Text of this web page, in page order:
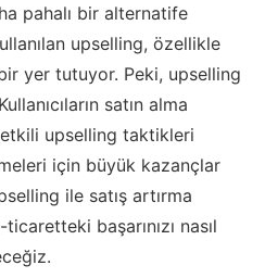
pahalı bir alternatife
upselling, özellikle
yer tutuyor. Peki, upselling
satın alma
upselling taktikleri
için büyük kazançlar
ile satış artırma
başarınızı nasıl